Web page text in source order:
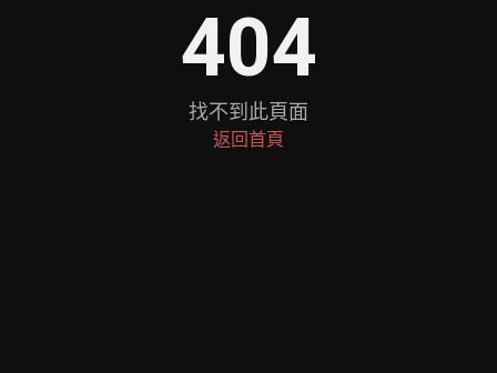
404
找不到此頁面
返回首頁